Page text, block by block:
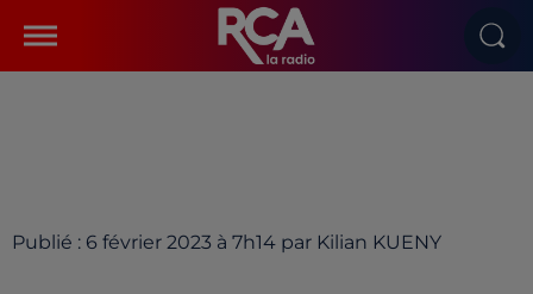
Publié : 6 février 2023 à 7h14 par Kilian KUENY